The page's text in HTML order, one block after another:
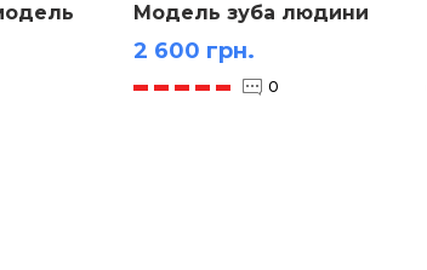
Модель зуба людини
2 600 грн.
0